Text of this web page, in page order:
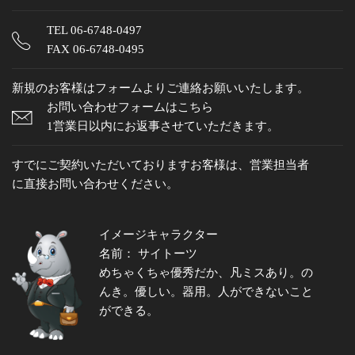
TEL06-6748-0497
FAX 06-6748-0495
新規のお客様はフォームよりご連絡お願いいたします。
お問い合わせフォームはこちら
1営業日以内にお返事させていただきます。
すでにご契約いただいておりますお客様は、営業担当者
に直接お問い合わせください。
イメージキャラクター
名前： サイトーツ
めちゃくちゃ優秀だか、凡ミスあり。の
んき。優しい。器用。人ができないこと
ができる。